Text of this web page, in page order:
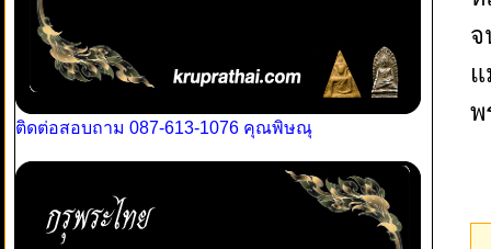
ติดต่อสอบถาม 087-613-1076 คุณพิษณุ
จ
แ
พ